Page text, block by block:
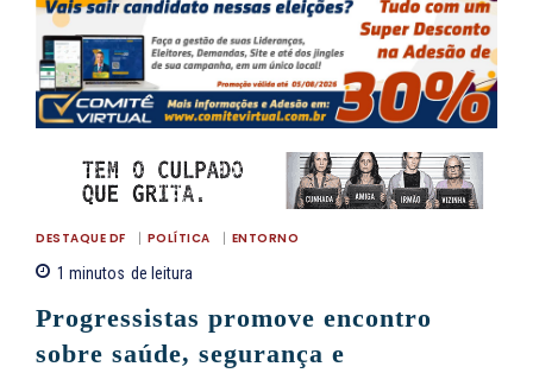
DESTAQUE DF POLÍTICA ENTORNO
1 minutos de leitura
Progressistas promove encontro
sobre saúde, segurança e